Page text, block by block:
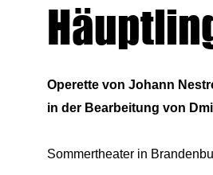
Operette von Johann
in der Bearbeitung von
Sommertheater in